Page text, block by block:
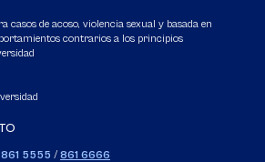
casos de acoso, violencia sexual y basada en
contrarios a los principios
5555 / 861 6666